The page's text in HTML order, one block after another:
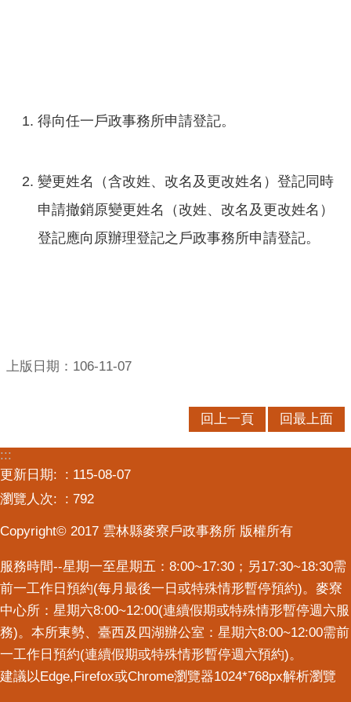
得向任一戶政事務所申請登記。
變更姓名（含改姓、改名及更改姓名）登記同時
申請撤銷原變更姓名（改姓、改名及更改姓名）
登記應向原辦理登記之戶政事務所申請登記。
上版日期：106-11-07
回上一頁 回最上面
:::
更新日期:
115-08-07
瀏覽人次:
792
Copyright© 2017 雲林縣麥寮戶政事務所 版權所有
服務時間--星期一至星期五：8:00~17:30；另17:30~18:30需
前一工作日預約(每月最後一日或特殊情形暫停預約)。麥寮
中心所：星期六8:00~12:00(連續假期或特殊情形暫停週六服
務)。本所東勢、臺西及四湖辦公室：星期六8:00~12:00需前
一工作日預約(連續假期或特殊情形暫停週六預約)。
建議以Edge,Firefox或Chrome瀏覽器1024*768px解析瀏覽